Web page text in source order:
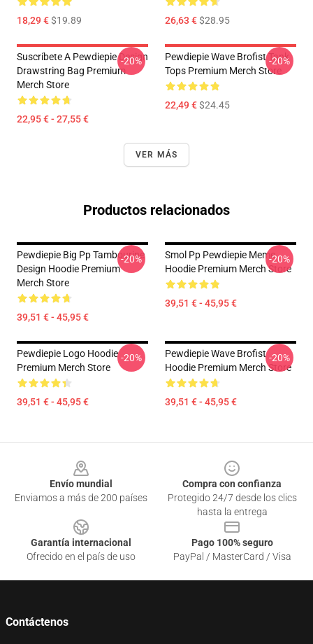
18,29 €$19.89 26,63 €$28.95
Suscríbete A Pewdiepie Design
Drawstring Bag Premium
Merch Store
22,95 € - 27,55 €
-20%
Pewdiepie Wave Brofist Tank
Tops Premium Merch Store
22,49 €$24.45
-20%
VER MÁS
Productos relacionados
Pewdiepie Big Pp Tambourine
Design Hoodie Premium
Merch Store
39,51 € - 45,95 €
-20%
Smol Pp Pewdiepie Meme
Hoodie Premium Merch Store
39,51 € - 45,95 €
-20%
Pewdiepie Logo Hoodie
Premium Merch Store
39,51 € - 45,95 €
-20%
Pewdiepie Wave Brofist
Hoodie Premium Merch Store
39,51 € - 45,95 €
-20%
Envío mundial
Enviamos a más de 200 países
Compra con confianza
Protegido 24/7 desde los clics
hasta la entrega
Garantía internacional
Ofrecido en el país de uso
Pago 100% seguro
PayPal / MasterCard / Visa
Contáctenos